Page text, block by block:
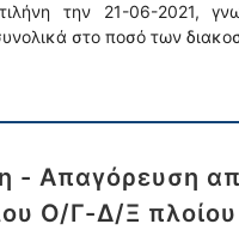
την 21-06-2021,
στο ποσό των
- Απαγόρευση
Ο/Γ-Δ/Ξ